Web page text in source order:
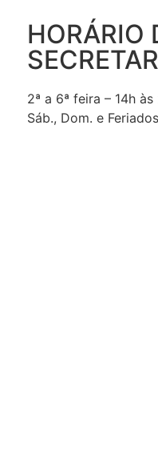
HORÁRIO
2ª a 6ª feira – 14h às
Sáb., Dom. e